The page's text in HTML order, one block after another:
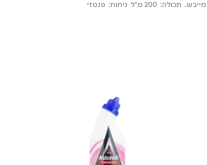
תכולה: ניחוח: פנטזי